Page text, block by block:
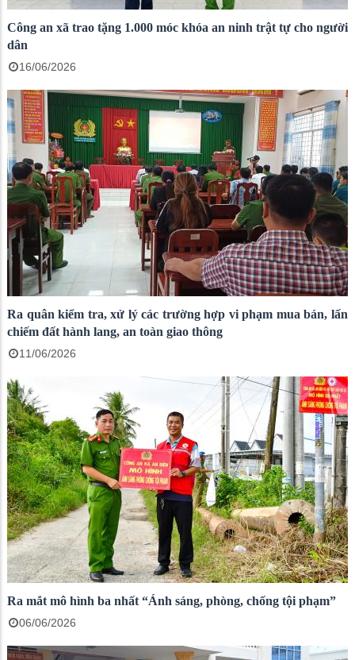
Công an xã trao tặng 1.000 móc khóa an ninh trật tự cho người
dân
16/06/2026
Ra quân kiểm tra, xử lý các trường hợp vi phạm mua bán, lấn
chiếm đất hành lang, an toàn giao thông
11/06/2026
Ra mắt mô hình ba nhất “Ánh sáng, phòng, chống tội phạm”
06/06/2026